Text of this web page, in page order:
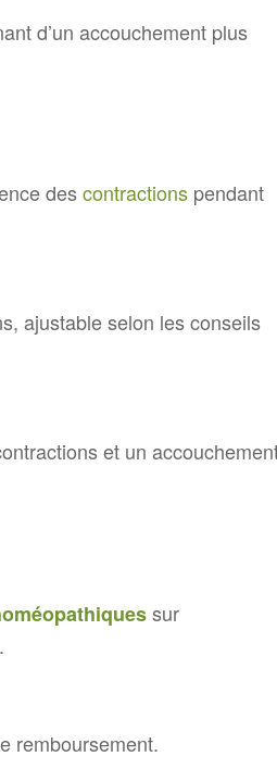
d’un accouchement plus
descontractions pendant
ajustable selon les conseils
et un
sur
.
remboursement.